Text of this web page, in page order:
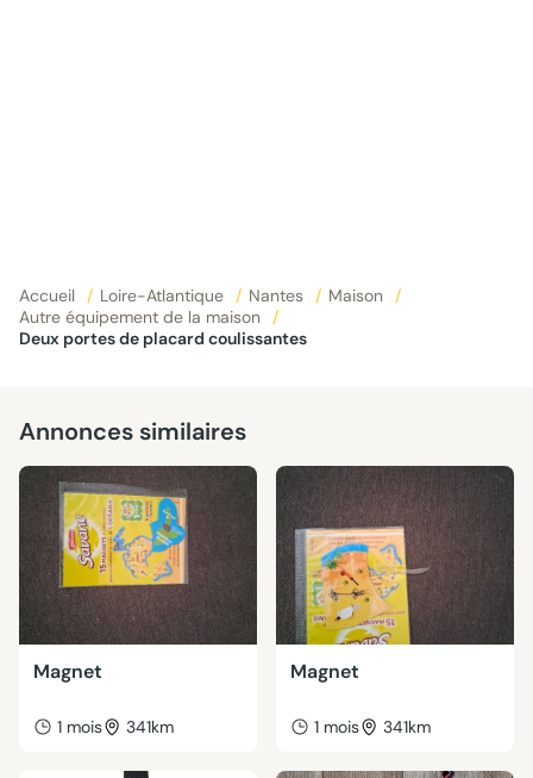
Accueil / Loire-Atlantique / Nantes / Maison
/
Autre équipement de la maison
/
Deux portes de placard coulissantes
Annonces similaires
Magnet
1 mois 341km
Magnet
1 mois 341km